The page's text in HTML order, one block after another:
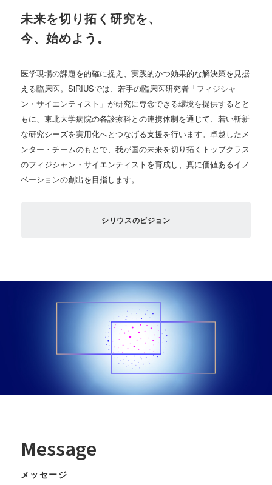
未来を切り拓く研究を、
今、始めよう。
医学現場の課題を的確に捉え、実践的かつ効果的な解決策を見据
える臨床医。SiRIUSでは、若手の臨床医研究者「フィジシャ
ン・サイエンティスト」が研究に専念できる環境を提供するとと
もに、東北大学病院の各診療科との連携体制を通じて、若い斬新
な研究シーズを実用化へとつなげる支援を行います。卓越したメ
ンター・チームのもとで、我が国の未来を切り拓くトップクラス
のフィジシャン・サイエンティストを育成し、真に価値あるイノ
ベーションの創出を目指します。
シリウスのビジョン
Message
メッセージ